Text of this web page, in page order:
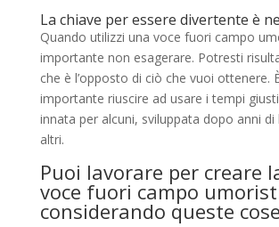
La chiave per essere divertente è
Quando utilizzi una voce fuori campo
importante non esagerare. Potresti
che è l’opposto di ciò che vuoi ottenere.
importante riuscire ad usare i tempi
innata per alcuni, sviluppata dopo anni di
altri.
Puoi lavorare per creare
voce fuori campo
considerando queste